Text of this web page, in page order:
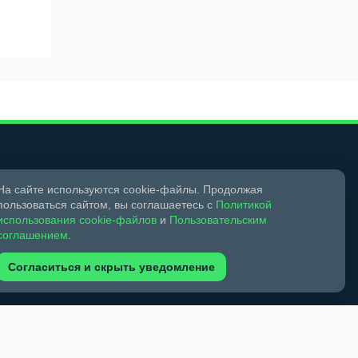
Мы в социальных сетях
сайте используются cookie-файлы. Продолжая
сайтом, вы соглашаетесь с Политикой
cookie-файлов и Пользовательским
Согласиться и скрыть уведомление